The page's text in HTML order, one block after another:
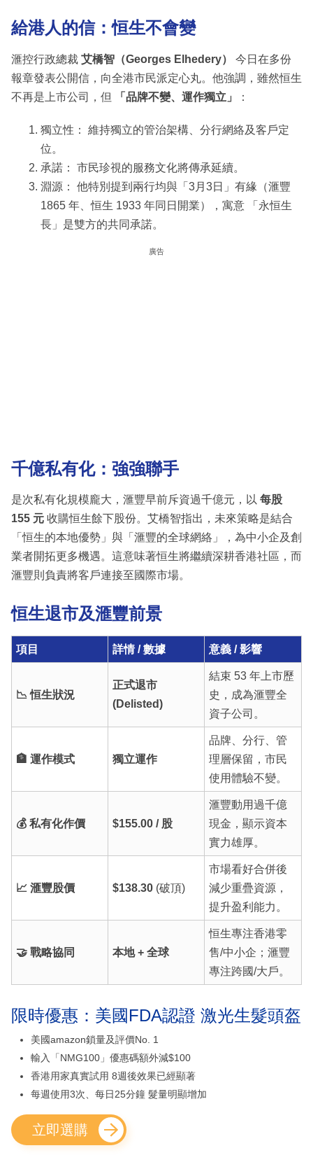
給港人的信：恒生不會變
滙控行政總裁 艾橋智（Georges Elhedery）
今日在多份
報章發表公開信，向全港市民派定心丸。他強調，雖然恒生
不再是上市公司，但
「品牌不變、運作獨立」 ：
獨立性： 維持獨立的管治架構、分行網絡及客戶定
位。
承諾： 市民珍視的服務文化將傳承延續。
淵源： 他特別提到兩行均與「3月3日」有緣（滙豐
1865 年、恒生 1933 年同日開業），寓意 「永恒生
長」是雙方的共同承諾。
廣告
千億私有化：強強聯手
是次私有化規模龐大，滙豐早前斥資過千億元，以 每股
155 元 收購恒生餘下股份。艾橋智指出，未來策略是結合
「恒生的本地優勢」與「滙豐的全球網絡」，為中小企及創
業者開拓更多機遇。這意味著恒生將繼續深耕香港社區，而
滙豐則負責將客戶連接至國際市場。
恒生退市及滙豐前景
項目 詳情 / 數據 意義 / 影響
📉 恒生狀況
正式退市
(Delisted)
結束 53 年上市歷
史，成為滙豐全
資子公司。
🏦 運作模式 獨立運作
品牌、分行、管
理層保留，市民
使用體驗不變。
💰 私有化作價 $155.00 / 股
滙豐動用過千億
現金，顯示資本
實力雄厚。
📈 滙豐股價 $138.30(破頂)
市場看好合併後
減少重疊資源，
提升盈利能力。
🤝 戰略協同 本地 + 全球
恒生專注香港零
售/中小企；滙豐
專注跨國/大戶。
限時優惠：美國FDA認證 激光生髮頭盔
美國amazon鎖量及評價No. 1
輸入「NMG100」優惠碼額外減$100
香港用家真實試用 8週後效果已經顯著
每週使用3次、每日25分鐘 髮量明顯增加
立即選購